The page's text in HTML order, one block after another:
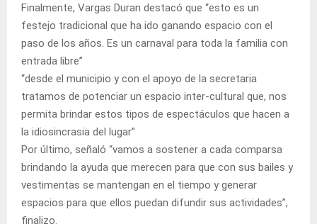
Finalmente, Vargas Duran destacó que “esto es un
festejo tradicional que ha ido ganando espacio con el
paso de los años. Es un carnaval para toda la familia con
entrada libre”
“desde el municipio y con el apoyo de la secretaria
tratamos de potenciar un espacio inter-cultural que, nos
permita brindar estos tipos de espectáculos que hacen a
la idiosincrasia del lugar”
Por último, señaló “vamos a sostener a cada comparsa
brindando la ayuda que merecen para que con sus bailes y
vestimentas se mantengan en el tiempo y generar
espacios para que ellos puedan difundir sus actividades”,
finalizo.